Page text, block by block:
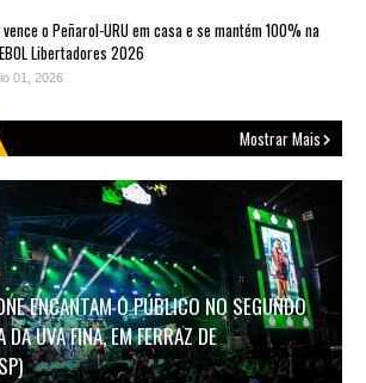
o Peñarol-URU em casa e se mantém 100% na
Libertadores 2026
01, 2026
Mostrar Mais
ENCANTAM O PÚBLICO NO SEGUNDO
UVA FINA, EM FERRAZ DE